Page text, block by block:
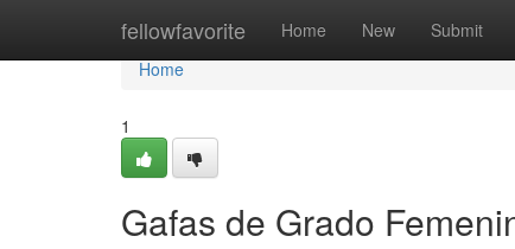
fellowfavorite Home New Submit
Home
Home
1
Gafas de Grado